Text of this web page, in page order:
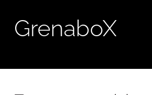
GrenaboX